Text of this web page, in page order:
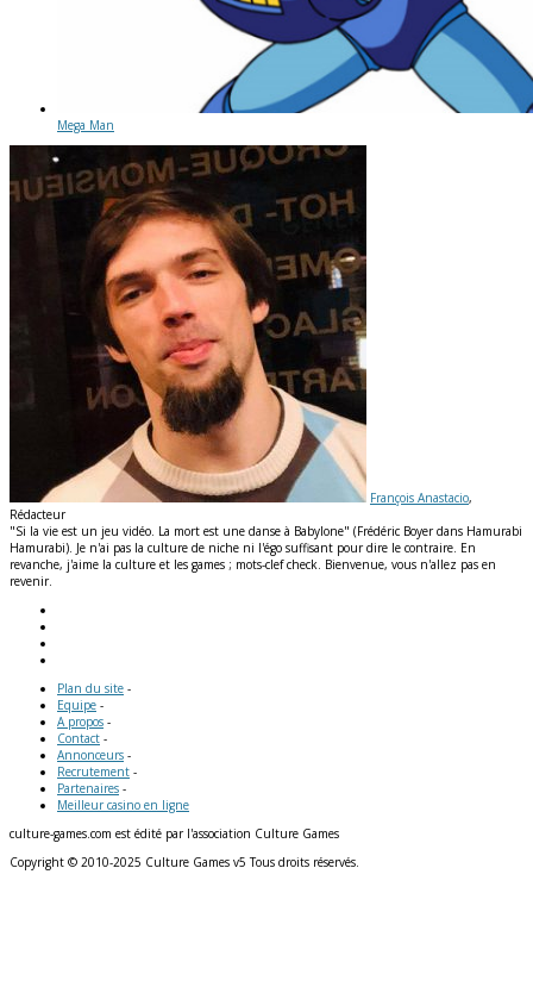
Mega Man
François Anastacio,
Rédacteur
"Si la vie est un jeu vidéo. La mort est une danse à Babylone" (Frédéric Boyer dans Hamurabi
Hamurabi). Je n'ai pas la culture de niche ni l'égo suffisant pour dire le contraire. En
revanche, j'aime la culture et les games ; mots-clef check. Bienvenue, vous n'allez pas en
revenir.
Plan du site -
Equipe -
A propos -
Contact -
Annonceurs -
Recrutement -
Partenaires -
Meilleur casino en ligne
culture-games.com est édité par l'association Culture Games
Copyright © 2010-2025 Culture Games v5 Tous droits réservés.